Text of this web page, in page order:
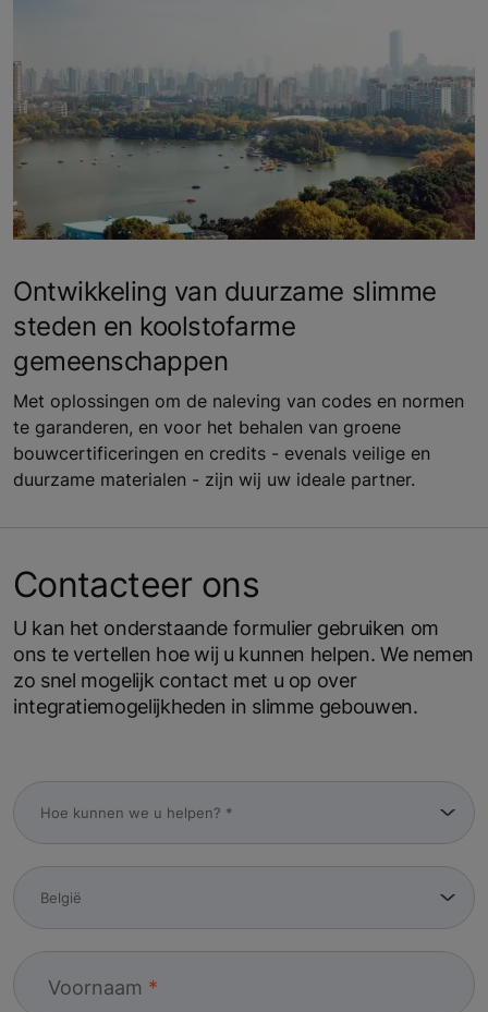
Ontwikkeling van duurzame slimme
steden en koolstofarme
gemeenschappen
Met oplossingen om de naleving van codes en normen
te garanderen, en voor het behalen van groene
bouwcertificeringen en credits - evenals veilige en
duurzame materialen - zijn wij uw ideale partner.
Contacteer ons
U kan het onderstaande formulier gebruiken om
ons te vertellen hoe wij u kunnen helpen. We nemen
zo snel mogelijk contact met u op over
integratiemogelijkheden in slimme gebouwen.
Voornaam